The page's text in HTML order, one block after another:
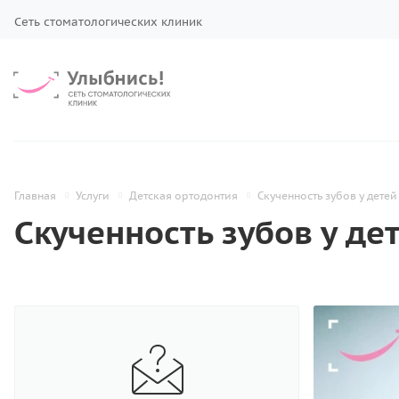
Сеть стоматологических клиник
Главная Услуги Детская ортодонтия Скученность зубов у детей
Скученность зубов у